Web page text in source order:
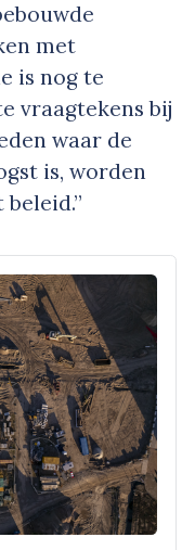
met
is nog te
vraagtekens bij
waar de
is, worden